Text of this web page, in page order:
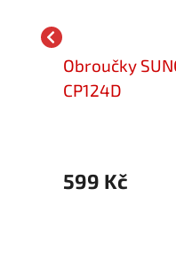
Obroučky
CP124D
599 Kč